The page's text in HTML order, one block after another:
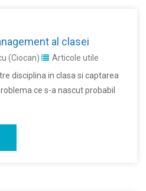
al clasei
(Ciocan)
Articole utile
disciplina in clasa si captarea
ce s-a nascut probabil